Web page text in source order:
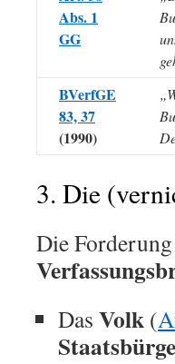
Abs. 1
GG
BVerfGE
83, 37
(1990)
3. Die
Die
Das Volk (